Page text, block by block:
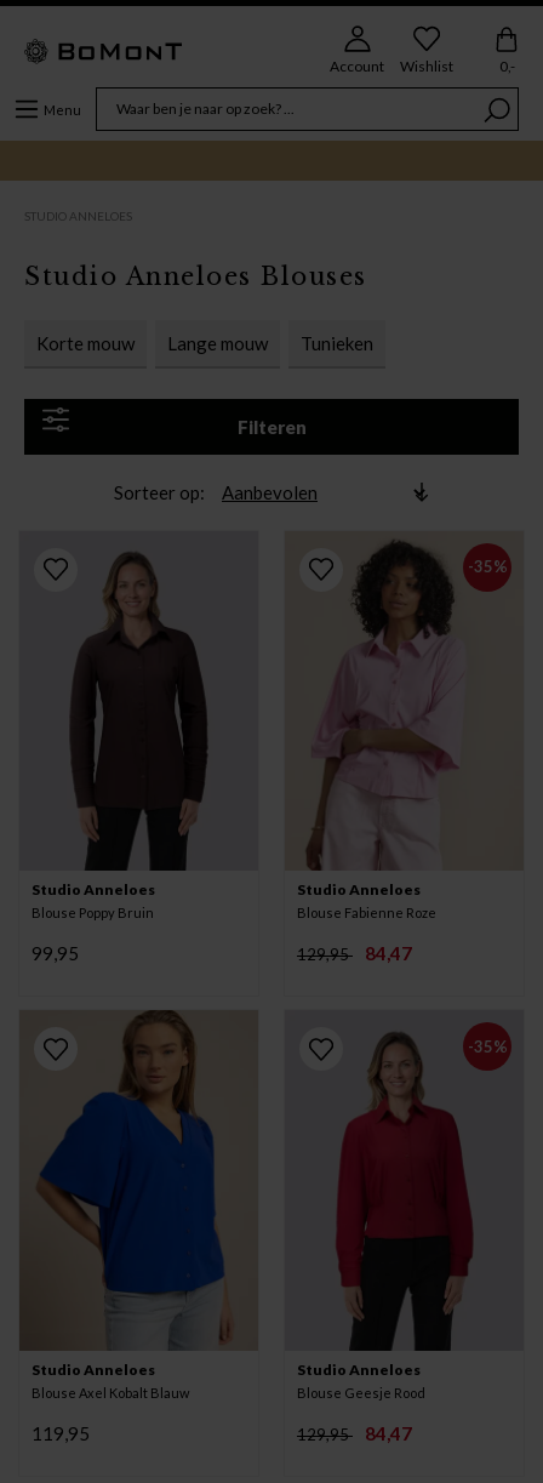
Menu
Account Wishlist 0,-
STUDIO ANNELOES
Korte mouw Lange mouw Tunieken
Filteren
Studio Anneloes Blouses
Sorteer op
Studio Anneloes
Blouse Poppy Bruin
99,95
-35%
Studio Anneloes
Blouse Fabienne Roze
129,95 84,47
Studio Anneloes
Blouse Axel Kobalt Blauw
119,95
-35%
Studio Anneloes
Blouse Geesje Rood
129,95 84,47